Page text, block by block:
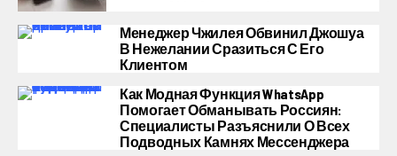
Менеджер Чжилея Обвинил Джошуа
В Нежелании Сразиться С Его
Клиентом
Как Модная Функция WhatsApp
Помогает Обманывать Россиян:
Специалисты Разъяснили О Всех
Подводных Камнях Мессенджера